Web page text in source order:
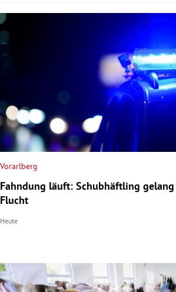
Untermenü
Untermenü
Untermenü
Untermenü
Untermenü
Vorarlberg
Fahndung läuft: Schubhäftling
Flucht
Heute